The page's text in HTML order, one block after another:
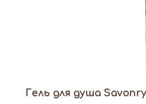
Гель для душа